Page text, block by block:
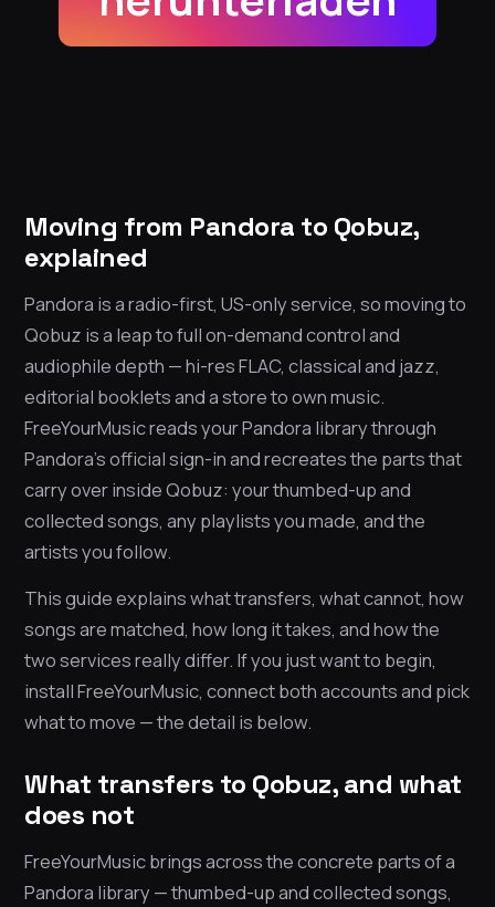
Moving from Pandora to Qobuz,
explained
Pandora is a radio-first, US-only service, so moving to
Qobuz is a leap to full on-demand control and
audiophile depth — hi-res FLAC, classical and jazz,
editorial booklets and a store to own music.
FreeYourMusic reads your Pandora library through
Pandora’s official sign-in and recreates the parts that
carry over inside Qobuz: your thumbed-up and
collected songs, any playlists you made, and the
artists you follow.
This guide explains what transfers, what cannot, how
songs are matched, how long it takes, and how the
two services really differ. If you just want to begin,
install FreeYourMusic, connect both accounts and pick
what to move — the detail is below.
What transfers to Qobuz, and what
does not
FreeYourMusic brings across the concrete parts of a
Pandora library — thumbed-up and collected songs,